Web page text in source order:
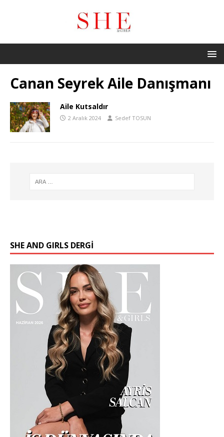
Canan Seyrek Aile Danışmanı
Aile Kutsaldır
2 Aralık 2024 Sedef TOSUN
SHE AND GIRLS DERGİ